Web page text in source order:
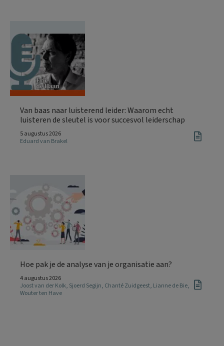
Van baas naar luisterend leider: Waarom echt
luisteren de sleutel is voor succesvol leiderschap
5 augustus 2026
Eduard van Brakel
Hoe pak je de analyse van je organisatie aan?
4 augustus 2026
Joost van der Kolk, Sjoerd Segijn, Chanté Zuidgeest, Lianne de Bie,
Wouter ten Have